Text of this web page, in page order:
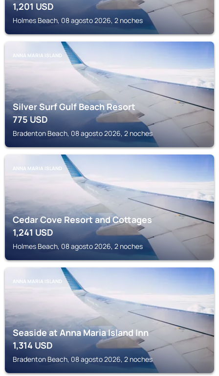
1,201 USD
Holmes Beach, 08 agosto 2026, 2 noches
ANNA MARIA ISLAND
Silver Surf Gulf Beach Resort
775USD
Bradenton Beach, 08 agosto 2026, 2 noches
ANNA MARIA ISLAND
Cedar Cove Resort and Cottages
1,241USD
Holmes Beach, 08 agosto 2026, 2 noches
ANNA MARIA ISLAND
Seaside at Anna Maria Island Inn
1,314USD
Bradenton Beach, 08 agosto 2026, 2 noches